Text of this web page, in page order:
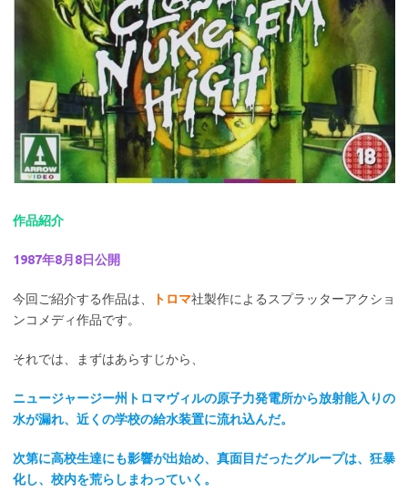
作品紹介
1987年8月8日公開
今回ご紹介する作品は、 トロマ社製作によるスプラッターアクショ
ンコメディ作品です。
それでは、まずはあらすじから、
ニュージャージー州トロマヴィルの原子力発電所から放射能入りの
水が漏れ、近くの学校の給水装置に流れ込んだ。
次第に高校生達にも影響が出始め、真面目だったグループは、狂暴
化し、校内を荒らしまわっていく。